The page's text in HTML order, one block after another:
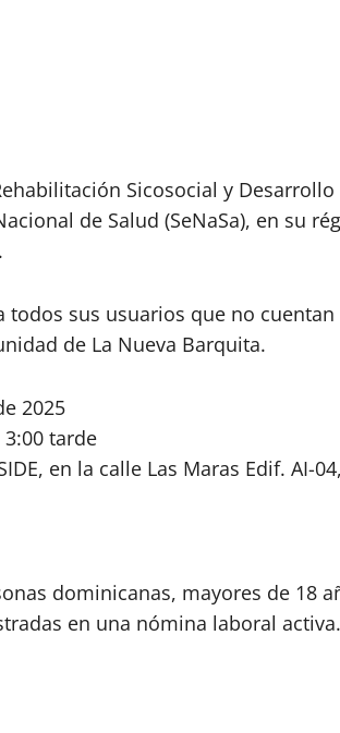
Sicosocial y Desarrollo
de Salud (SeNaSa), en su
todos sus usuarios que no
de La Nueva Barquita.
2025
tarde
en la calle Las Maras Edif. AI-
dominicanas, mayores de 18
en una nómina laboral activa.